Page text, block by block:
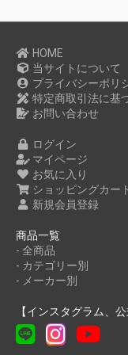
HOME
当サイトについて
プライバシーポリ
特定商取引法に基
お問い合わせ
ログイン
マイページ
お気に入り
ショッピングカー
新規会員登録
商品一覧
- 全商品
- カテゴリー別
- メーカー別
【インスタグラム、公